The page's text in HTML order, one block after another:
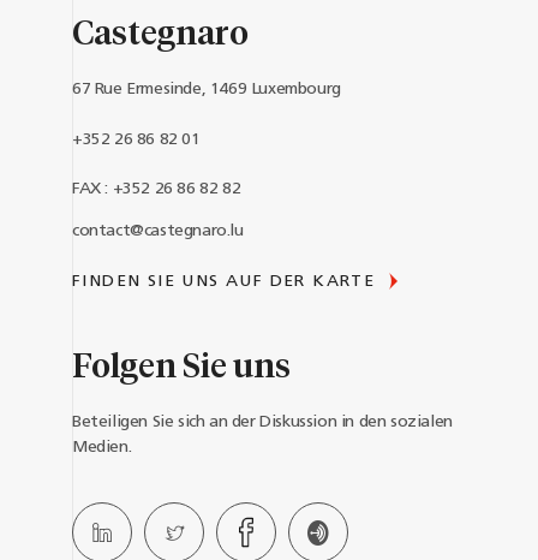
Castegnaro
67 Rue Ermesinde, 1469 Luxembourg
+352 26 86 82 01
FAX : +352 26 86 82 82
contact@castegnaro.lu
FINDEN SIE UNS AUF DER KARTE
Folgen Sie uns
Beteiligen Sie sich an der Diskussion in den sozialen
Medien.